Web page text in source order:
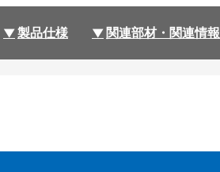
製品仕様 関連部材・関連情報